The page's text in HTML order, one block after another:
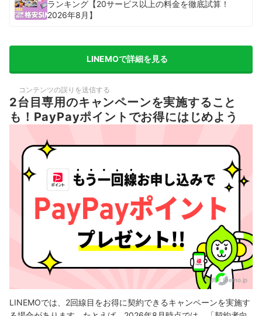
ランキング【20サービス以上の料金を徹底試算！
2026年8月】
LINEMOで詳細を見る
コンテンツの誤りを送信する
2台目専用のキャンペーンを実施すること
も！PayPayポイントでお得にはじめよう
出典： linemo.jp
LINEMOでは、2回線目をお得に契約できるキャンペーンを実施す